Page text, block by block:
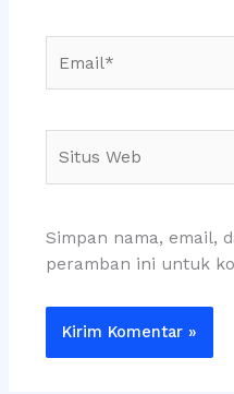
Web
Simpan nama, email,
peramban ini untuk